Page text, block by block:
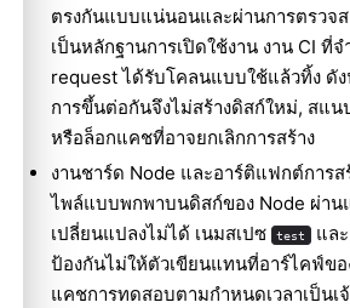
ตรงกันแบบแน่นอนและผ่านการตรวจ
เป็นหลักฐานการเปิดใช้งาน งาน CI ที่
request ได้รับโคลนแบบใช้แล้วทิ้ง ดั
การขึ้นต่อกันจึงไม่สร้างดิสก์ใหม่, สแ
หรือล็อกแคชที่อาจยกเลิกการสร้าง
งานชาร์ด Node และอาร์ติแฟกต์การ
ไพล์แบบพกพาบนดิสก์ของ Node ผ่า
เปลี่ยนแปลงไม่ได้ เนมสเปซ
test แล
ป้องกันไม่ให้ตัวเขียนแทนที่อาร์ไคฟ์ข
แคชการทดสอบตามกำหนดเวลาเป็น